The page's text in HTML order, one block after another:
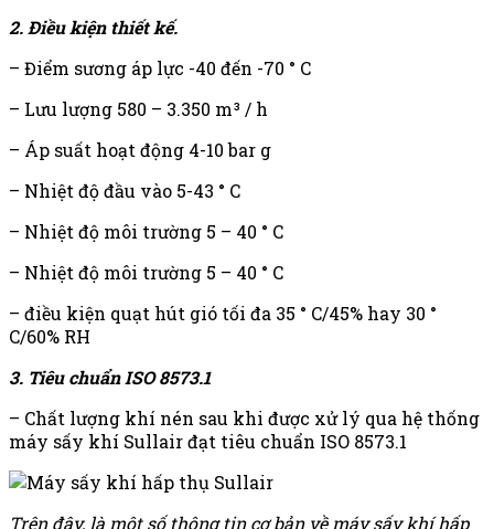
2. Điều kiện thiết kế.
– Điểm sương áp lực -40 đến -70 ° C
– Lưu lượng 580 – 3.350 m³ / h
– Áp suất hoạt động 4-10 bar g
– Nhiệt độ đầu vào 5-43 ° C
– Nhiệt độ môi trường 5 – 40 ° C
– Nhiệt độ môi trường 5 – 40 ° C
– điều kiện quạt hút gió tối đa 35 ° C/45% hay 30 °
C/60% RH
3. Tiêu chuẩn ISO 8573.1
– Chất lượng khí nén sau khi được xử lý qua hệ thống
máy sấy khí Sullair đạt tiêu chuẩn ISO 8573.1
Trên đây, là một số thông tin cơ bản về máy sấy khí hấp